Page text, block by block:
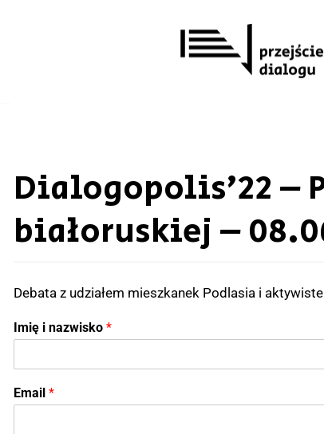
Dialogopolis’22 –
białoruskiej –
Debata z udziałem mieszkanek Podlasia i
Imię i nazwisko *
Email *